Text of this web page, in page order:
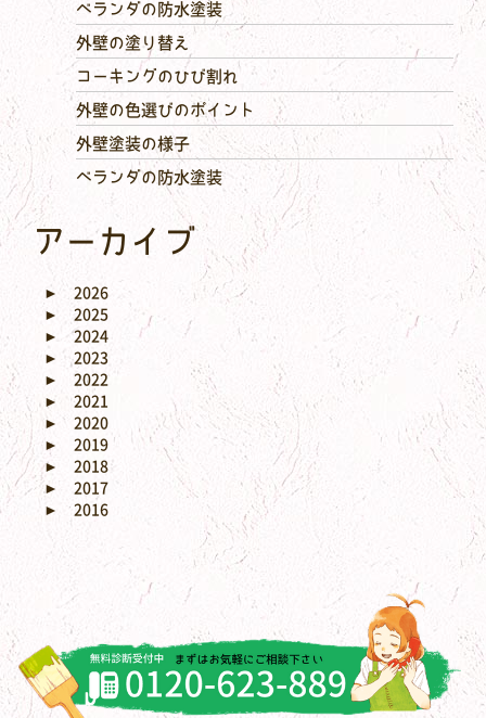
ベランダの防水塗装
外壁の塗り替え
コーキングのひび割れ
外壁の色選びのポイント
外壁塗装の様子
ベランダの防水塗装
アーカイブ
►
2026
►
2025
►
2024
►
2023
►
2022
►
2021
► 2020
►
2019
►
2018
►
2017
►
2016